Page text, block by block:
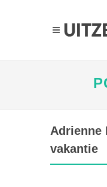
Adrienne
vakantie